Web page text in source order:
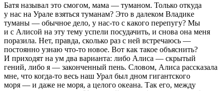
Батя называл это смогом, мама — туманом. Только откуда
у нас на Урале взяться туманам? Это в далеком Владике
туманы — обычное дело, у нас-то с какого перепугу? Мы
и с Алисой на эту тему успели посудачить, и снова она меня
поразила. Нет, правда, сколько раз с ней встречаюсь —
постоянно узнаю что-то новое. Вот как такое объяснить?
И приходят на ум два варианта: либо Алиса — скрытый
гений, либо я — законченный пень. Словом, Алиса рассказала
мне, что когда-то весь наш Урал был дном гигантского
моря — и даже не моря, а целого океана. Так его, между